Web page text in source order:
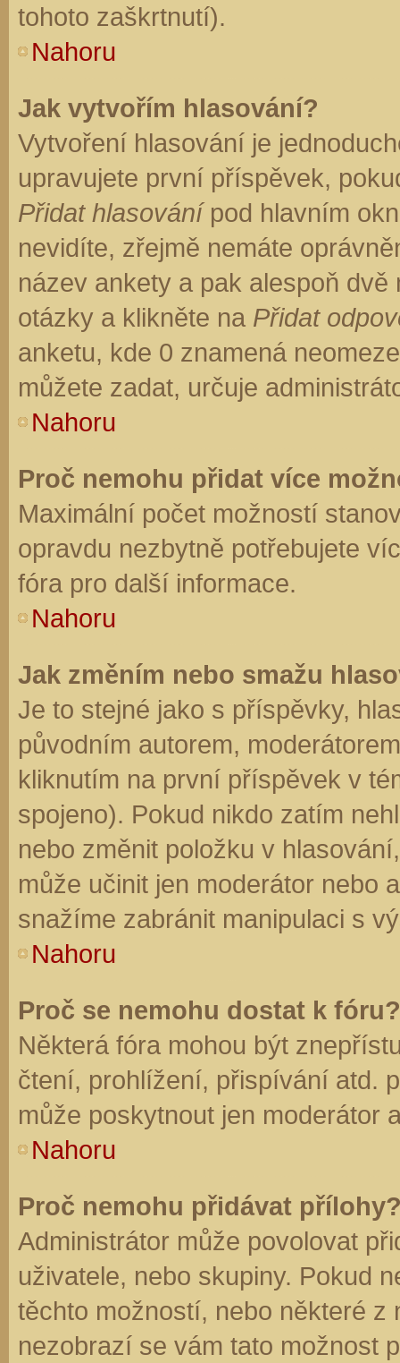
tohoto zaškrtnutí).
Nahoru
Jak vytvořím hlasování?
Vytvoření hlasování je
upravujete první příspěvek,
Přidat hlasovánípod hlavním
nevidíte, zřejmě nemáte
název ankety a pak alespoň
otázky a klikněte na Přidat
anketu, kde 0 znamená
můžete zadat, určuje
Nahoru
Proč nemohu přidat více
Maximální počet možností
opravdu nezbytně potřebujete
fóra pro další informace.
Nahoru
Jak změním nebo smažu
Je to stejné jako s příspěvky,
původním autorem,
kliknutím na první příspěvek v
spojeno). Pokud nikdo zatím
nebo změnit položku v
může učinit jen moderátor nebo
snažíme zabránit manipulaci s
Nahoru
Proč se nemohu dostat k fóru?
Některá fóra mohou být
čtení, prohlížení, přispívání atd.
může poskytnout jen moderátor
Nahoru
Proč nemohu přidávat
Administrátor může povolovat
uživatele, nebo skupiny. Pokud
těchto možností, nebo některé z
nezobrazí se vám tato možnost